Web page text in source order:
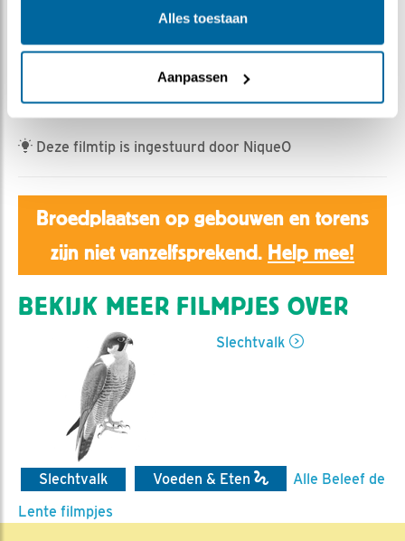
Alles toestaan
Aanpassen
Aaltje | Geplaatst op 6 juni 2022, 22:27 |
ontzettend veel van in Amsterdam.
Deze filmtip is ingestuurd door NiqueO
Broedplaatsen op gebouwen en torens
zijn niet vanzelfsprekend. Help mee!
BEKIJK MEER FILMPJES OVER
Slechtvalk
Slechtvalk Voeden & Eten
Alle Beleef de
Lente filmpjes